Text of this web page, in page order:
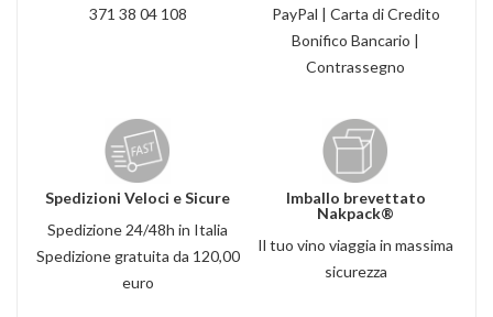
371 38 04 108
PayPal | Carta di Credito
Bonifico Bancario |
Contrassegno
Spedizioni Veloci e Sicure
Spedizione 24/48h in Italia
Spedizione gratuita da 120,00
euro
Imballo brevettato
Nakpack®
Il tuo vino viaggia in massima
sicurezza